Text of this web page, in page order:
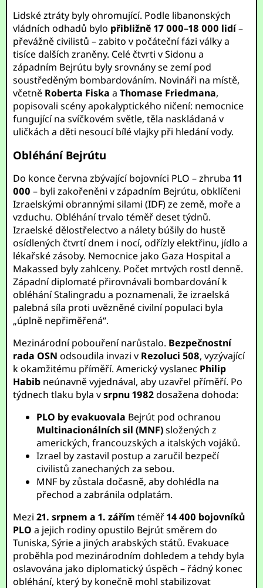
Lidské ztráty byly ohromující. Podle libanonských
vládních odhadů bylo přibližně 17 000–18 000 lidí–
převážně civilistů – zabito v počáteční fázi války a
tisíce dalších zraněny. Celé čtvrti v Sidonu a
západním Bejrútu byly srovnány se zemí pod
soustředěným bombardováním. Novináři na místě,
včetně Roberta Fiska aThomase Friedmana,
popisovali scény apokalyptického ničení: nemocnice
fungující na svíčkovém světle, těla naskládaná v
uličkách a děti nesoucí bílé vlajky při hledání vody.
Obléhání Bejrútu
Do konce června zbývající bojovníci PLO – zhruba11
000 – byli zakořeněni v západním Bejrútu, obklíčeni
Izraelskými obrannými silami (IDF) ze země, moře a
vzduchu. Obléhání trvalo téměř deset týdnů.
Izraelské dělostřelectvo a nálety búšily do hustě
osídlených čtvrtí dnem i nocí, odřízly elektřinu, jídlo a
lékařské zásoby. Nemocnice jako Gaza Hospital a
Makassed byly zahlceny. Počet mrtvých rostl denně.
Západní diplomaté přirovnávali bombardování k
obléhání Stalingradu a poznamenali, že izraelská
palebná síla proti uvězněné civilní populaci byla
„úplně nepřiměřená“.
Mezinárodní pobouření narůstalo. Bezpečnostní
rada OSN odsoudila invazi v Rezoluci 508, vyzývající
k okamžitému příměří. Americký vyslanec Philip
Habib neúnavně vyjednával, aby uzavřel příměří. Po
týdnech tlaku byla vsrpnu 1982dosažena dohoda:
PLO by evakuovala Bejrút pod ochranou
Multinacionálních sil (MNF)složených z
amerických, francouzských a italských vojáků.
Izrael by zastavil postup a zaručil bezpečí
civilistů zanechaných za sebou.
MNF by zůstala dočasně, aby dohlédla na
přechod a zabránila odplatám.
Mezi21. srpnem a 1. zářím téměř14 400 bojovníků
PLO a jejich rodiny opustilo Bejrút směrem do
Tuniska, Sýrie a jiných arabských států. Evakuace
proběhla pod mezinárodním dohledem a tehdy byla
oslavována jako diplomatický úspěch – řádný konec
obléhání, který by konečně mohl stabilizovat